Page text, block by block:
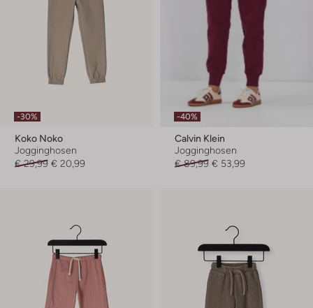
-30%
Koko Noko
Jogginghosen
€ 29,99 € 20,99
-40%
Calvin Klein
Jogginghosen
€ 89,99 € 53,99